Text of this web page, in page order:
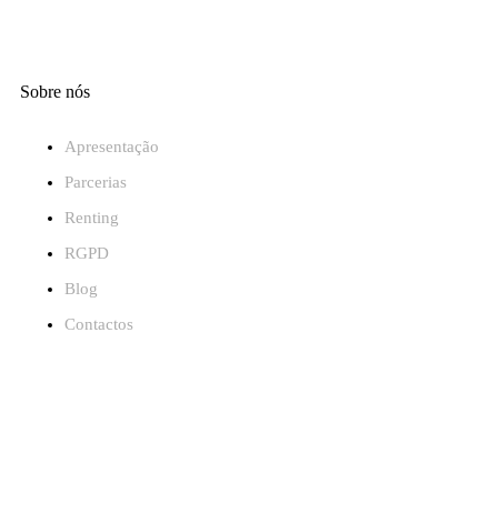
Sobre nós
Apresentação
Parcerias
Renting
RGPD
Blog
Contactos